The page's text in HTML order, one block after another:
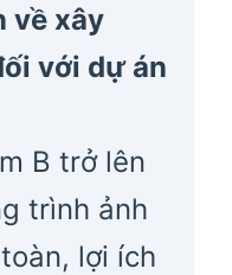
về xây
với dự án
B trở lên
trình ảnh
lợi ích